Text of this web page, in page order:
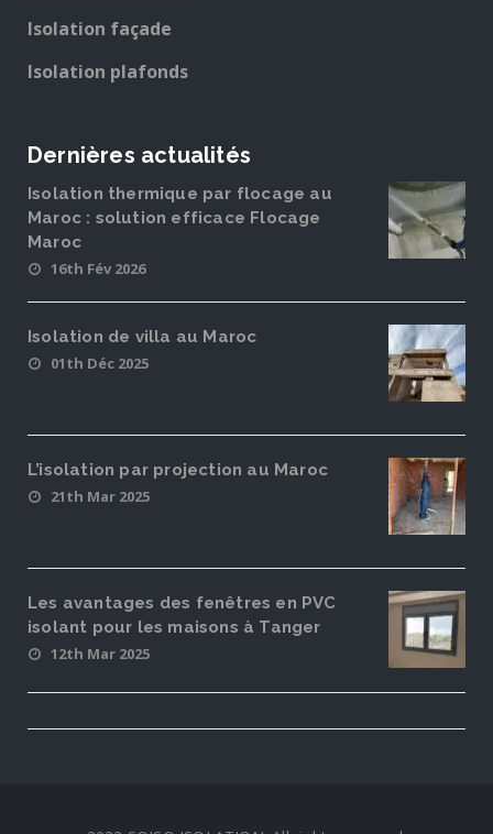
Isolation façade
Isolation plafonds
Dernières actualités
Isolation thermique par flocage au
Maroc : solution efficace Flocage
Maroc
16th Fév 2026
Isolation de villa au Maroc
01th Déc 2025
L’isolation par projection au Maroc
21th Mar 2025
Les avantages des fenêtres en PVC
isolant pour les maisons à Tanger
12th Mar 2025